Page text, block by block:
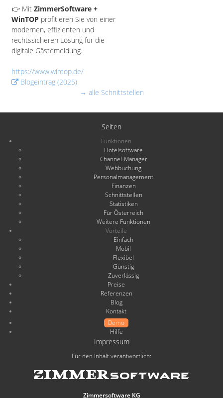
👉 Mit ZimmerSoftware +
WinTOP profitieren Sie von einer
modernen, effizienten und
rechtssicheren Lösung für die
digitale Gästemeldung.
https://www.wintop.de/
Blogeintrag (2025)
→ alle Schnittstellen
Seiten
Funktionen
Hotelsoftware
Channel-Manager
Webbuchung
Personalmanagement
Finanzen
Schnittstellen
Statistiken
Für Österreich
Weitere Funktionen
Vorteile
Einfach
Mobil
Flexibel
Günstig
Zuverlässig
Preise
Referenzen
Blog
Kontakt
Demo
Hilfe
Impressum
Für den Inhalt verantwortlich:
Zimmersoftware KG